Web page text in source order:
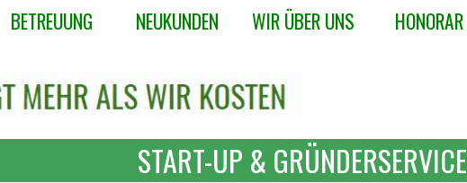
Menü überspringen
▼
BETREUUNG ▼
NEUKUNDEN ▼
WIR ÜBER UNS ▼
HONORAR
START-UP & GRÜNDERSERVICE